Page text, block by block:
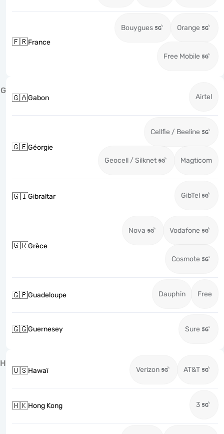
🇫🇷France
Bouygues Orange
Free Mobile
G
🇬🇦Gabon Airtel
🇬🇪Géorgie
Cellfie / Beeline
Geocell / Silknet Magticom
🇬🇮Gibraltar GibTel
🇬🇷Grèce
Nova Vodafone
Cosmote
🇬🇵Guadeloupe Dauphin Free
🇬🇬Guernesey Sure
H
🇺🇸Hawaï Verizon AT&T
🇭🇰Hong Kong 3